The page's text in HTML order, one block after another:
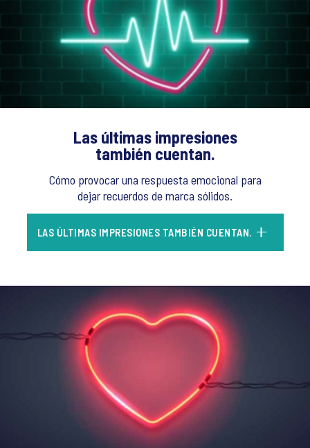
Las últimas impresiones
también cuentan.
Cómo provocar una respuesta emocional para
dejar recuerdos de marca sólidos.
LAS ÚLTIMAS IMPRESIONES TAMBIÉN CUENTAN.